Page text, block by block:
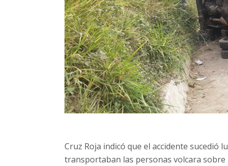
Cruz Roja indicó que el accidente sucedió
transportaban las personas volcara sobre